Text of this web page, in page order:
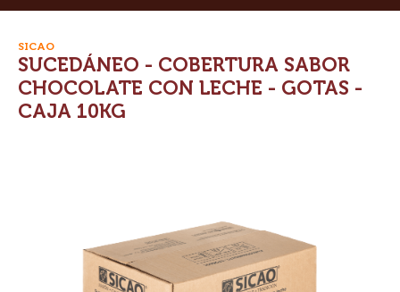
content
SICAO
SUCEDÁNEO - COBERTURA SABOR
CHOCOLATE CON LECHE - GOTAS -
CAJA 10KG